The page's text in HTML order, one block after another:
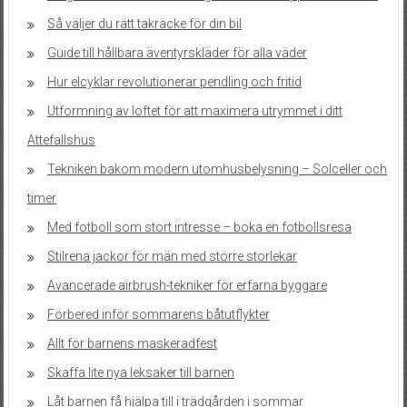
Så väljer du rätt takräcke för din bil
Guide till hållbara äventyrskläder för alla väder
Hur elcyklar revolutionerar pendling och fritid
Utformning av loftet för att maximera utrymmet i ditt
Attefallshus
Tekniken bakom modern utomhusbelysning – Solceller och
timer
Med fotboll som stort intresse – boka en fotbollsresa
Stilrena jackor för män med större storlekar
Avancerade airbrush-tekniker för erfarna byggare
Förbered inför sommarens båtutflykter
Allt för barnens maskeradfest
Skaffa lite nya leksaker till barnen
Låt barnen få hjälpa till i trädgården i sommar